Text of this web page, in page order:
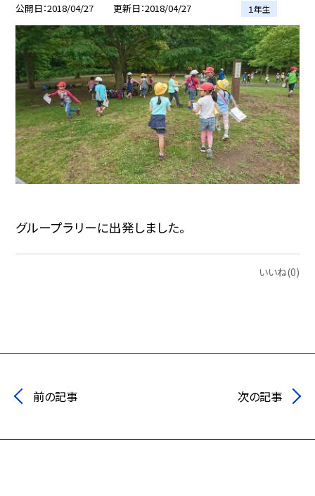
公開日 2018/04/27 更新日 2018/04/27 １年生
グループラリーに出発しました。
いいね(0)
前の記事 次の記事